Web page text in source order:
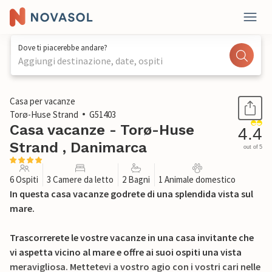
Dove ti piacerebbe andare?
Aggiungi destinazione, date, ospiti
1 / 21
Casa per vacanze
Torø-Huse Strand
G51403
Casa vacanze - Torø-Huse
Strand , Danimarca
4.4
out of 5
6 Ospiti 3 Camere da letto 2 Bagni 1 Animale domestico
In questa casa vacanze godrete di una splendida vista sul
mare.
Trascorrerete le vostre vacanze in una casa invitante che
vi aspetta vicino al mare e offre ai suoi ospiti una vista
meravigliosa. Mettetevi a vostro agio con i vostri cari nelle